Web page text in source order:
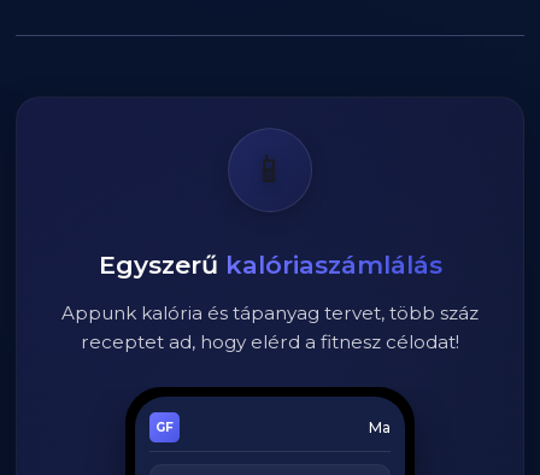
📱
Egyszerű kalóriaszámlálás
Appunk kalória és tápanyag tervet, több száz
receptet ad, hogy elérd a fitnesz célodat!
Ma